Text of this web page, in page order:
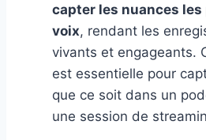
capter les nuances
voix, rendant les
vivants et engageants.
est essentielle pour
que ce soit dans un
une session de